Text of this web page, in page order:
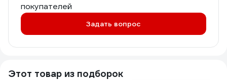
покупателей
Задать вопрос
Этот товар из подборок